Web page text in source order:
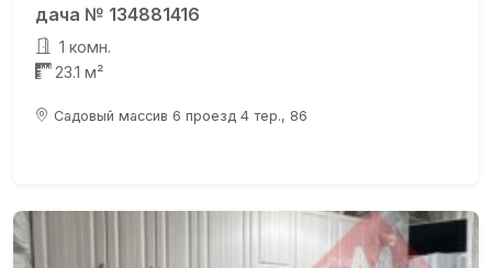
дача № 134881416
1 комн.
23.1 м²
Садовый массив 6 проезд 4 тер., 86